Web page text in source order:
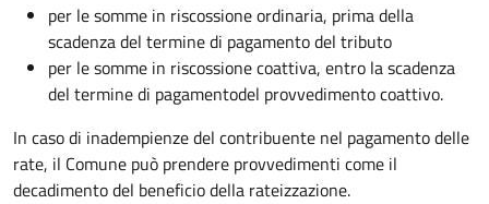
per le somme in riscossione ordinaria, prima della
scadenza del termine di pagamento del tributo
per le somme in riscossione coattiva, entro la scadenza
del termine di pagamentodel provvedimento coattivo.
In caso di inadempienze del contribuente nel pagamento delle
rate, il Comune può prendere provvedimenti come il
decadimentodel beneficio della rateizzazione.